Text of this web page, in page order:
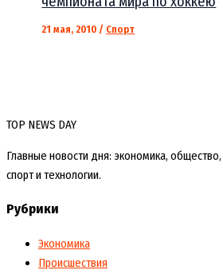
21 мая, 2010 / Спорт
TOP NEWS DAY
Главные новости дня: экономика, общество,
спорт и технологии.
Рубрики
Экономика
Происшествия